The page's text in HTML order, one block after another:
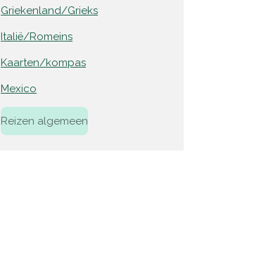
Griekenland/Grieks
Italië/Romeins
Kaarten/kompas
Mexico
Reizen algemeen